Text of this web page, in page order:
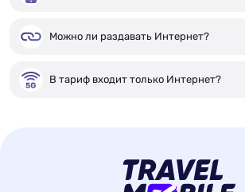
Можно ли раздавать Интернет?
В тариф входит только Интернет?